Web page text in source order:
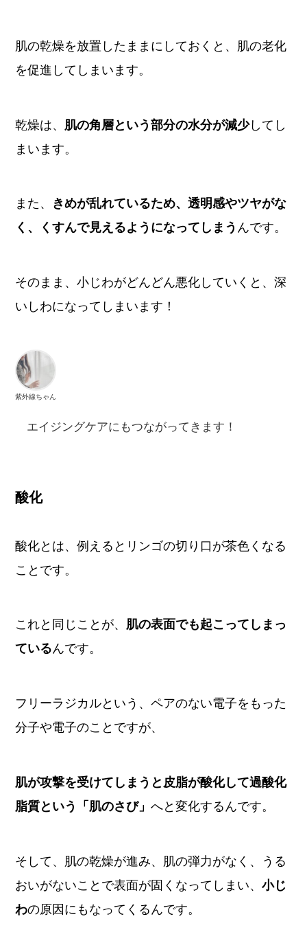
肌の乾燥を放置したままにしておくと、肌の老化
を促進してしまいます。
乾燥は、 肌の角層という部分の水分が減少してし
まいます。
また、 きめが乱れているため、透明感やツヤがな
く、くすんで見えるようになってしまう んです。
そのまま、小じわがどんどん悪化していくと、深
いしわになってしまいます！
紫外線ちゃん
エイジングケアにもつながってきます！
酸化
酸化とは、例えるとリンゴの切り口が茶色くなる
ことです。
これと同じことが、 肌の表面でも起こってしまっ
ているんです。
フリーラジカルという、ペアのない電子をもった
分子や電子のことですが、
肌が攻撃を受けてしまうと皮脂が酸化して過酸化
脂質という「肌のさび」へと変化するんです。
そして、肌の乾燥が進み、肌の弾力がなく、うる
おいがないことで表面が固くなってしまい、小じ
わの原因にもなってくるんです。